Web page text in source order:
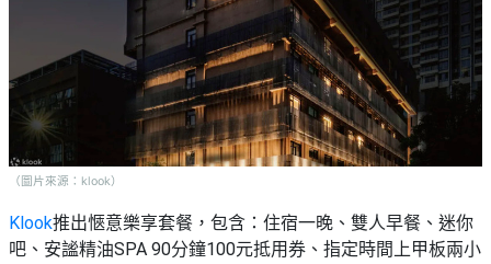
（圖片來源：klook）
Klook推出愜意樂享套餐，包含：住宿一晚、雙人早餐、迷你
吧、安謐精油SPA 90分鐘100元抵用券、指定時間上甲板兩小